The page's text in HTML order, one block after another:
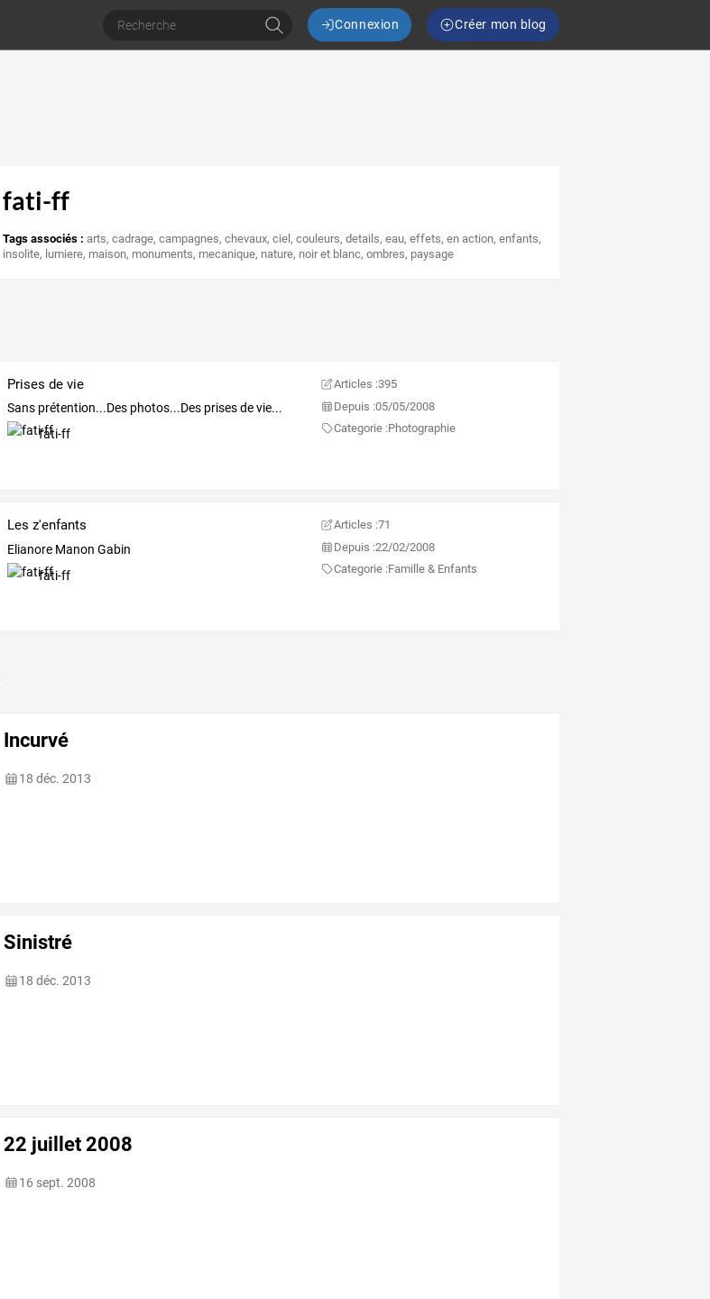
Connexion Créer mon blog
fati-ff
Tags associés : arts,cadrage,campagnes,chevaux,ciel,couleurs,details,eau,effets,en action,enfants,
insolite, lumiere, maison, monuments, mecanique, nature, noir et blanc,ombres, paysage
Prises de vie
Sans prétention...Des photos...Des prises de vie...
fati-ff
Articles :395
Depuis :05/05/2008
Categorie :Photographie
Les z'enfants
Elianore Manon Gabin
fati-ff
Articles :71
Depuis :22/02/2008
Categorie :Famille & Enfants
Incurvé
18 déc. 2013
Sinistré
18 déc. 2013
22 juillet 2008
16 sept. 2008